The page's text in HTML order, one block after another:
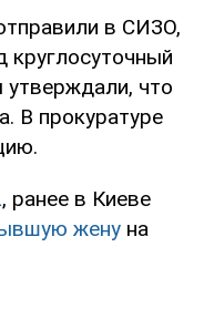
в СИЗО,
круглосуточный
что
В прокуратуре
, ранее в Киеве
жену на